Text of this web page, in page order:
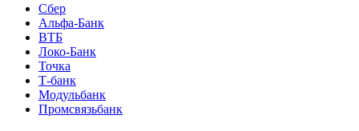
Сбер
Альфа-Банк
ВТБ
Локо-Банк
Точка
Т-банк
Модульбанк
Промсвязьбанк